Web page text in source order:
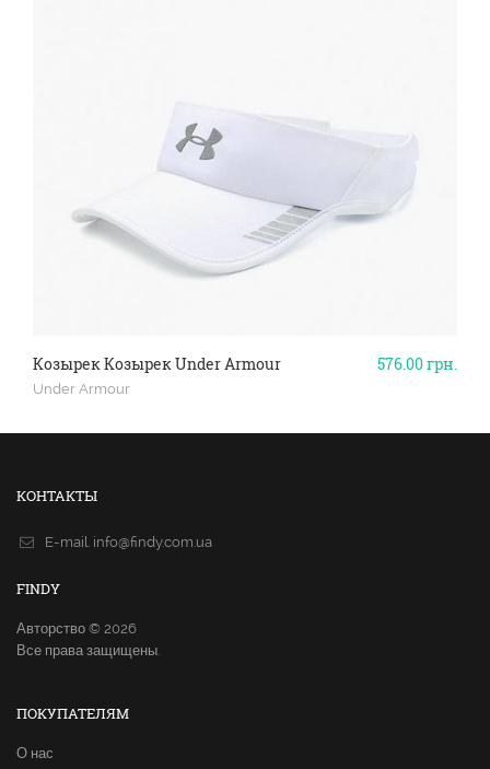
576.00грн.
Козырек Козырек Under Armour
Under Armour
КОНТАКТЫ
E-mail. info@findy.com.ua
FINDY
Авторство © 2026
Все права защищены.
ПОКУПАТЕЛЯМ
О нас